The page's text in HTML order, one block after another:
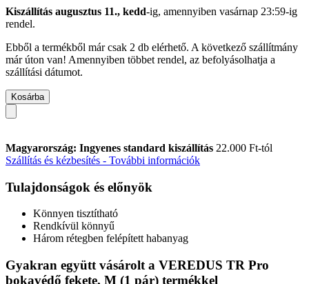
Kiszállítás augusztus 11., kedd-ig, amennyiben vasárnap 23:59-ig
rendel.
Ebből a termékből már csak 2 db elérhető. A következő szállítmány
már úton van! Amennyiben többet rendel, az befolyásolhatja a
szállítási dátumot.
Kosárba
Magyarország: Ingyenes standard kiszállítás 22.000 Ft-tól
Szállítás és kézbesítés - További információk
Tulajdonságok és előnyök
Könnyen tisztítható
Rendkívül könnyű
Három rétegben felépített habanyag
Gyakran együtt vásárolt a VEREDUS TR Pro
bokavédő fekete, M (1 pár) termékkel